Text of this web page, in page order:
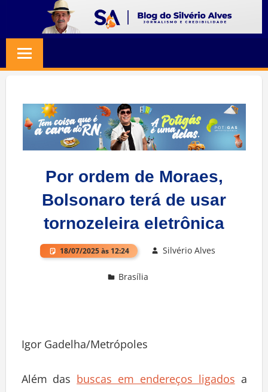
content
SILVERIO
ALVES
Jornalismo
Credibilidade
Por ordem de Moraes,
Bolsonaro terá de usar
tornozeleira eletrônica
18/07/2025 às 12:24 Silvério Alves
Brasília
Igor Gadelha/Metrópoles
Além dasbuscas em endereços ligadosa